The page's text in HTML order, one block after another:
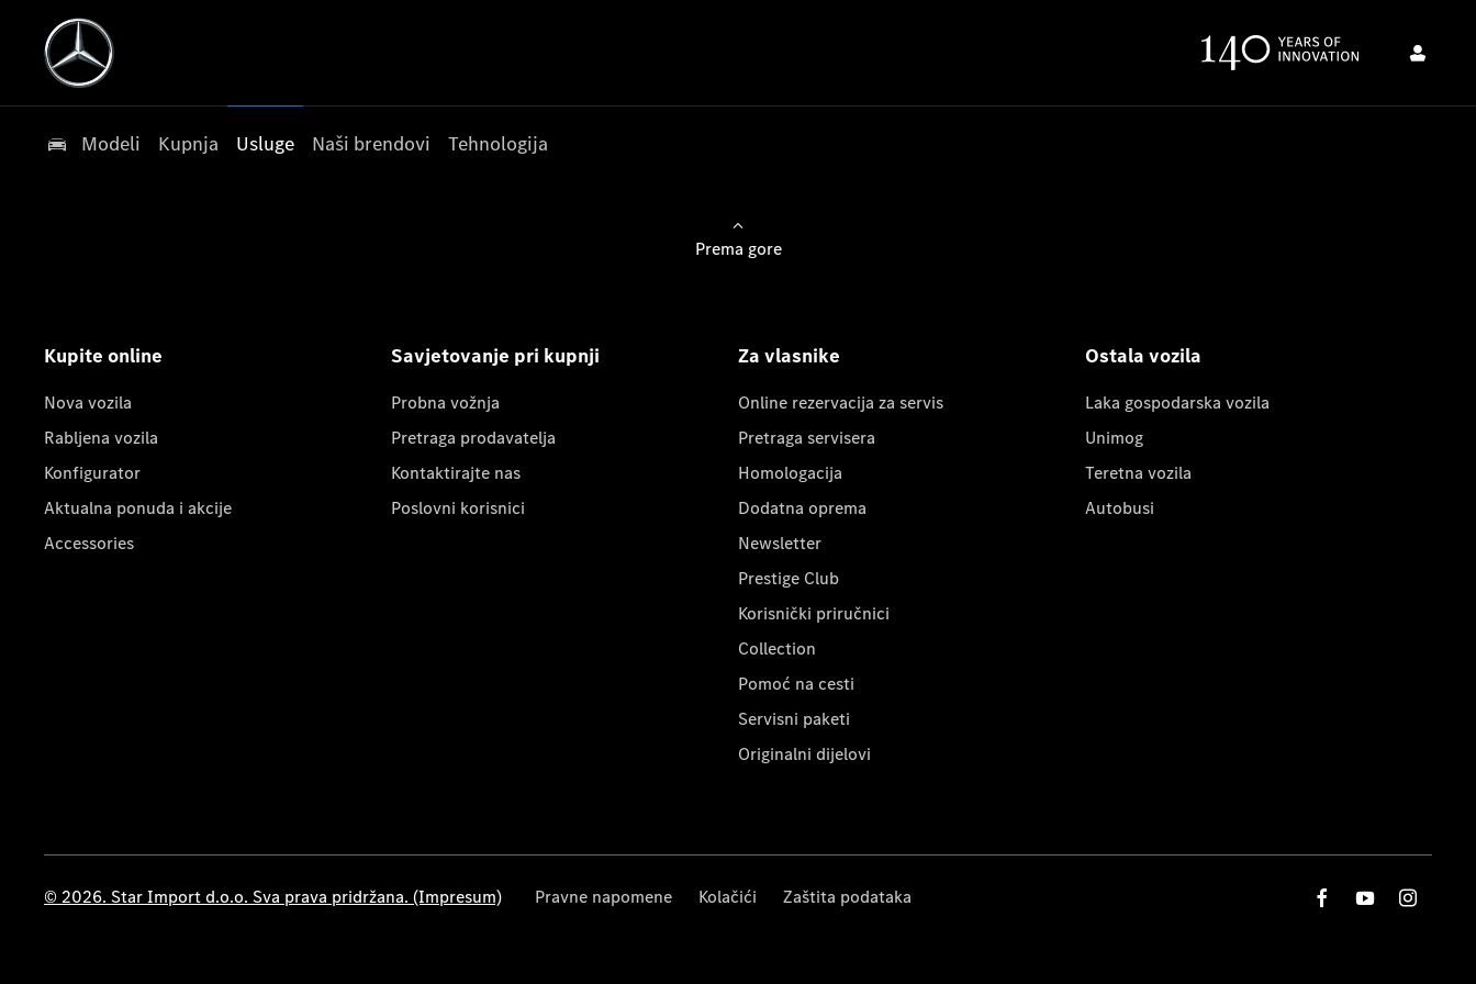
Modeli Kupnja Usluge Naši brendovi Tehnologija
Prema gore
Kupite online
Nova vozila
Rabljena vozila
Konfigurator
Aktualna ponuda i akcije
Accessories
Savjetovanje pri kupnji
Probna vožnja
Pretraga prodavatelja
Kontaktirajte nas
Poslovni korisnici
Za vlasnike
Online rezervacija za servis
Pretraga servisera
Homologacija
Dodatna oprema
Newsletter
Prestige Club
Korisnički priručnici
Collection
Pomoć na cesti
Servisni paketi
Originalni dijelovi
Ostala vozila
Laka gospodarska vozila
Unimog
Teretna vozila
Autobusi
© 2026. Star Import d.o.o. Sva prava pridržana. (Impresum) Pravne napomene Kolačići Zaštita podataka